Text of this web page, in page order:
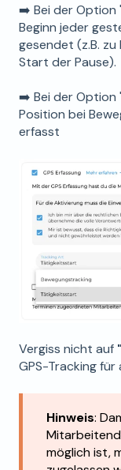
➡️ Bei der Option
Beginn jeder
gesendet (z.B.
Start der Pause).
➡️ Bei der Option
Position bei
erfasst
Vergiss nicht auf
GPS-Tracking
Hinweis:
möglich ist,